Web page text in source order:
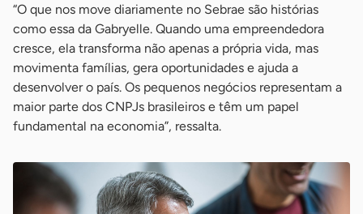
“O que nos move diariamente no Sebrae são histórias
como essa da Gabryelle. Quando uma empreendedora
cresce, ela transforma não apenas a própria vida, mas
movimenta famílias, gera oportunidades e ajuda a
desenvolver o país. Os pequenos negócios representam a
maior parte dos CNPJs brasileiros e têm um papel
fundamental na economia”, ressalta.